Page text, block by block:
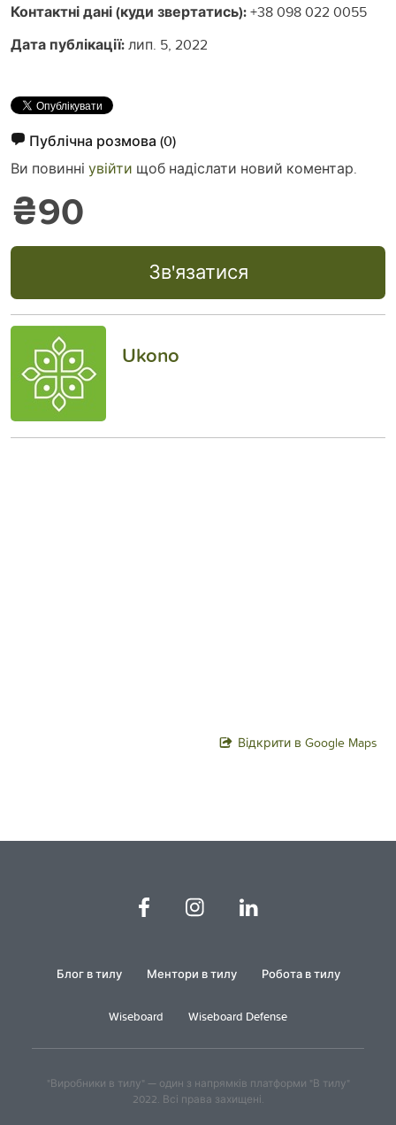
Контактні дані (куди звертатись):+38 098 022 0055
Дата публікації:лип. 5, 2022
Публічна розмова (0)
Ви повинні увійти щоб надіслати новий коментар.
₴90
Зв'язатися
Ukono
Відкрити в Google Maps
Блог в тилу Ментори в тилу Робота в тилу
Wiseboard Wiseboard Defense
"Виробники в тилу" — один з напрямків платформи "В тилу"
2022. Всі права захищені.